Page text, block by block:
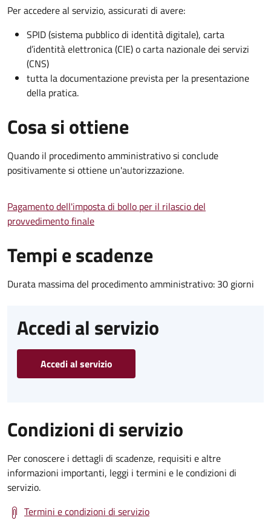
Per accedere al servizio, assicurati di avere:
SPID (sistema pubblico di identità digitale), carta
d’identità elettronica (CIE) o carta nazionale dei servizi
(CNS)
tutta la documentazione prevista per la presentazione
della pratica.
Cosa si ottiene
Quando il procedimento amministrativo si conclude
positivamente si ottiene un'autorizzazione.
Pagamento dell'imposta di bollo per il rilascio del
provvedimento finale
Tempi e scadenze
Durata massima del procedimento amministrativo: 30 giorni
Accedi al servizio
Accedi al servizio
Condizioni di servizio
Per conoscere i dettagli di scadenze, requisiti e altre
informazioni importanti, leggi i termini e le condizioni di
servizio.
Termini e condizioni di servizio